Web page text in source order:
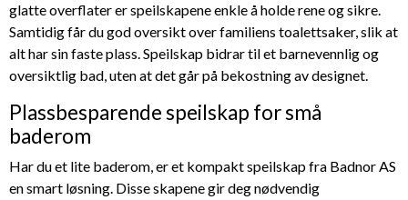
glatte overflater er speilskapene enkle å holde rene og sikre.
Samtidig får du god oversikt over familiens toalettsaker, slik at
alt har sin faste plass. Speilskap bidrar til et barnevennlig og
oversiktlig bad, uten at det går på bekostning av designet.
Plassbesparende speilskap for små
baderom
Har du et lite baderom, er et kompakt speilskap fra Badnor AS
en smart løsning. Disse skapene gir deg nødvendig